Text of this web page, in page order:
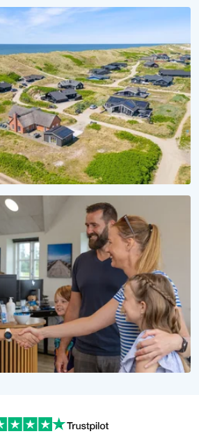
pool her!
til 2028
uforglemmelig at opleve
og vores historie